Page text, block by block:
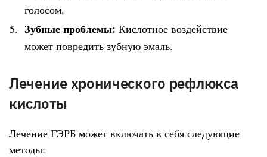
голосом.
Зубные проблемы: Кислотное воздействие
может повредить зубную эмаль.
Лечение хронического рефлюкса
кислоты
Лечение ГЭРБ может включать в себя следующие
методы: